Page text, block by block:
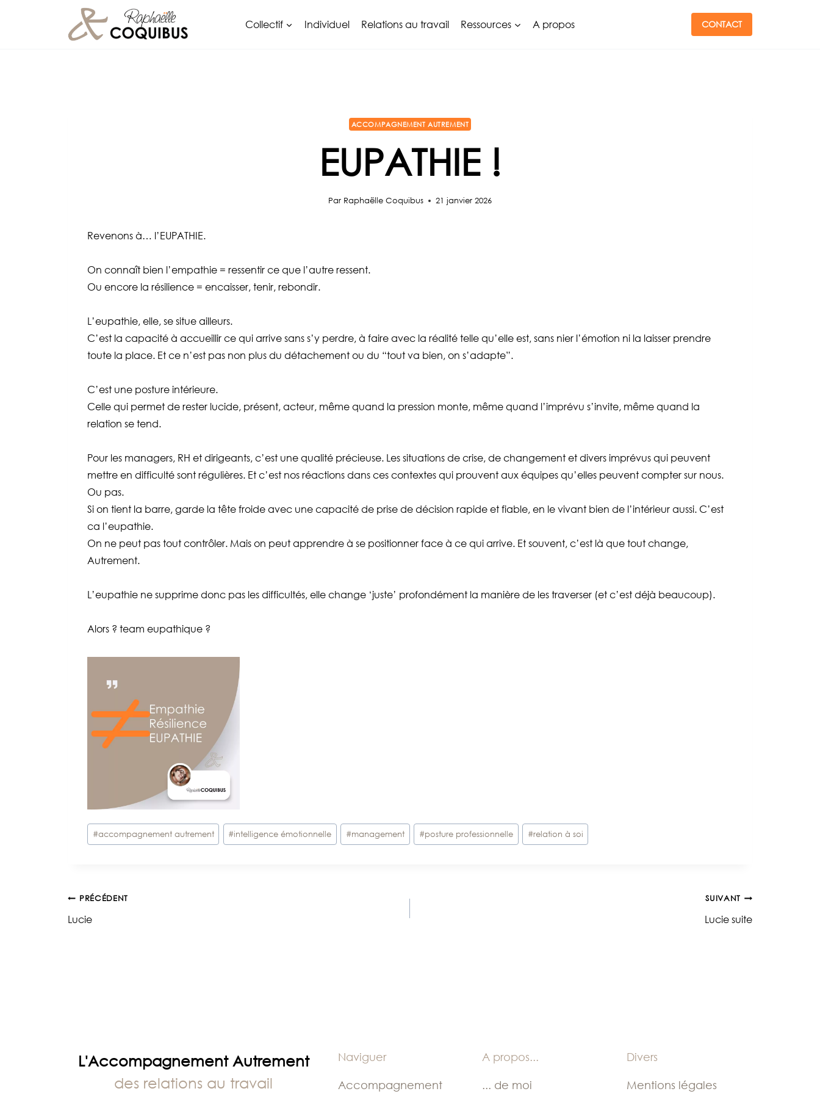
Collectif Individuel Relations au travail Ressources A propos CONTACT
ACCOMPAGNEMENT AUTREMENT
EUPATHIE !
Par Raphaëlle Coquibus 21 janvier 2026
Revenons à… l’EUPATHIE.
On connaît bien l’empathie = ressentir ce que l’autre ressent.
Ou encore la résilience = encaisser, tenir, rebondir.
L’eupathie, elle, se situe ailleurs.
C’est la capacité à accueillir ce qui arrive sans s’y perdre, à faire avec la réalité telle qu’elle est, sans nier l’émotion ni la laisser prendre
toute la place. Et ce n’est pas non plus du détachement ou du “tout va bien, on s’adapte”.
C’est une posture intérieure.
Celle qui permet de rester lucide, présent, acteur, même quand la pression monte, même quand l’imprévu s’invite, même quand la
relation se tend.
Pour les managers, RH et dirigeants, c’est une qualité précieuse. Les situations de crise, de changement et divers imprévus qui peuvent
mettre en difficulté sont régulières. Et c’est nos réactions dans ces contextes qui prouvent aux équipes qu’elles peuvent compter sur nous.
Ou pas.
Si on tient la barre, garde la tête froide avec une capacité de prise de décision rapide et fiable, en le vivant bien de l’intérieur aussi. C’est
ca l’eupathie.
On ne peut pas tout contrôler. Mais on peut apprendre à se positionner face à ce qui arrive. Et souvent, c’est là que tout change,
Autrement.
L’eupathie ne supprime donc pas les difficultés, elle change ‘juste’ profondément la manière de les traverser (et c’est déjà beaucoup).
Alors ? team eupathique ?
Étiquettes
de
#accompagnement autrement #intelligence émotionnelle #management #posture professionnelle #relation à soi
Navigation
PRÉCÉDENT
Lucie
SUIVANT
Lucie suite
L'Accompagnement Autrement
des relations au travail
Naviguer
Accompagnement
A propos...
... de moi
Divers
Mentions légales